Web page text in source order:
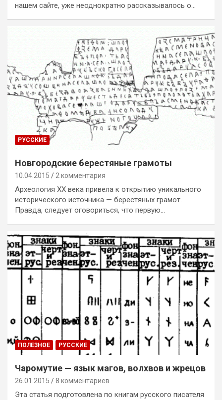
нашем сайте, уже неоднократно рассказывалось о…
РУССКИЕ
Новгородские берестяные грамоты
10.04.2015 2 комментария
Археология ХХ века привела к открытию уникального
исторического источника — берестяных грамот.
Правда, следует оговориться, что первую…
ПОЛЕЗНОЕ РУССКИЕ
Чаромутие — язык магов, волхвов и жрецов
26.01.2015 8 комментариев
Эта статья подготовлена по книгам русского писателя